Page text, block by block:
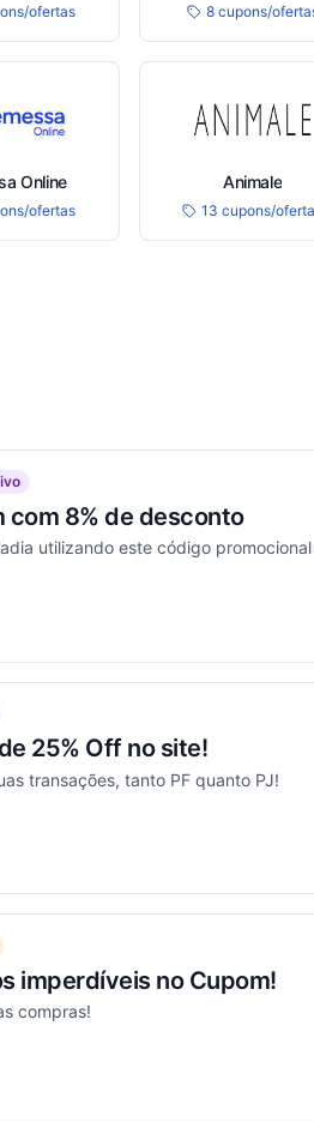
ofertas 8 cupons/
Online
ofertas
Animale
13 cupons/
com 8% de desconto
utilizando este código
25% Off no site!
transações, tanto PF quanto PJ!
imperdíveis no Cupom!
compras!